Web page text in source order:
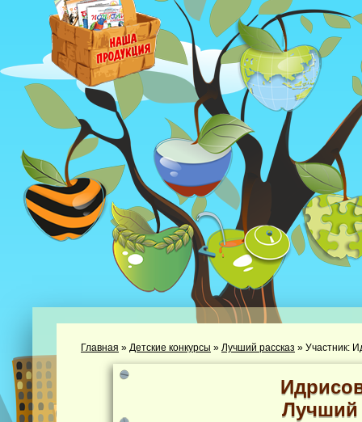
Главная » Детские конкурсы » Лучший рассказ » Участник:
Лучший